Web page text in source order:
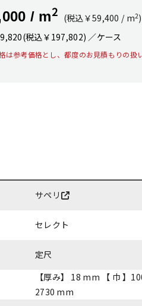
/ m2 (税込￥59,400 / m2)
税込￥197,802) ／ケース
は参考価格とし、都度のお見積もりの扱
サペリ
セレクト
定尺
【厚み】 18 mm 【 巾 】
2730 mm